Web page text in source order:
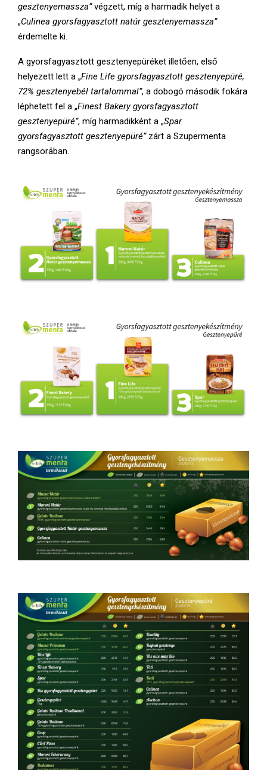
gesztenyemassza”végzett, míg a harmadik helyet a
„Culinea gyorsfagyasztott natúr gesztenyemassza”
érdemelte ki.
A gyorsfagyasztott gesztenyepüréket illetően, első
helyezett lett a „Fine Life gyorsfagyasztott gesztenyepüré,
72% gesztenyebél tartalommal”, a dobogó második fokára
léphetett fel a „Finest Bakery gyorsfagyasztott
gesztenyepüré”, míg harmadikként a „Spar
gyorsfagyasztott gesztenyepüré”zárt a Szupermenta
rangsorában.